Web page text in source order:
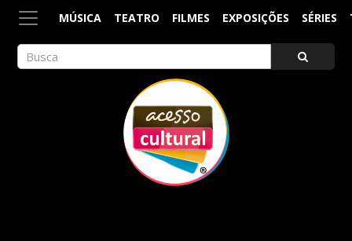
MÚSICA TEATRO FILMES EXPOSIÇÕES SÉRIES